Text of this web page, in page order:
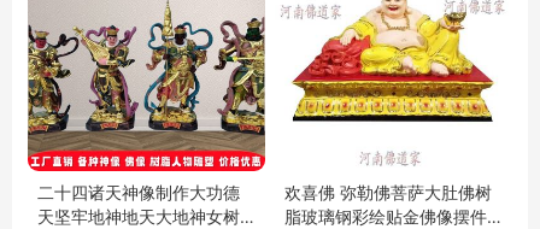
二十四诸天神像制作大功德
天坚牢地神地天大地神女树
欢喜佛 弥勒佛菩萨大肚佛树
脂玻璃钢彩绘贴金佛像摆件